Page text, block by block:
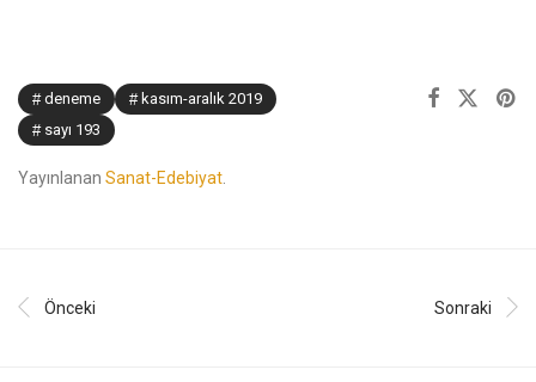
deneme
kasım-aralık 2019
sayı 193
Yayınlanan Sanat-Edebiyat
Önceki Sonraki